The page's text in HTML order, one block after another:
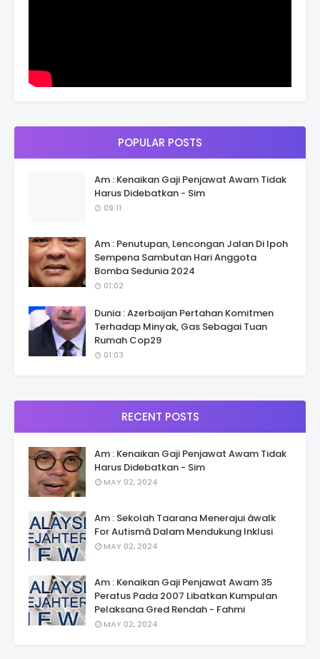
POPULAR POSTS
Am : Kenaikan Gaji Penjawat Awam Tidak
Harus Didebatkan - Sim
09:11
Am : Penutupan, Lencongan Jalan Di Ipoh
Sempena Sambutan Hari Anggota
Bomba Sedunia 2024
01:02
Dunia : Azerbaijan Pertahan Komitmen
Terhadap Minyak, Gas Sebagai Tuan
Rumah Cop29
01:03
RECENT POSTS
Am : Kenaikan Gaji Penjawat Awam Tidak
Harus Didebatkan - Sim
MAY 02, 2024
Am : Sekolah Taarana Menerajui âwalk
For Autismâ Dalam Mendukung Inklusi
MAY 02, 2024
Am : Kenaikan Gaji Penjawat Awam 35
Peratus Pada 2007 Libatkan Kumpulan
Pelaksana Gred Rendah - Fahmi
MAY 02, 2024